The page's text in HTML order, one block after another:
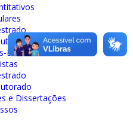
Doutorado
e Dissertações